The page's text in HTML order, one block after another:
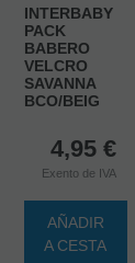
INTERBABY
PACK
BABERO
VELCRO
SAVANNA
BCO/BEIG
4,95 €
Exento de IVA
AÑADIR
A CESTA